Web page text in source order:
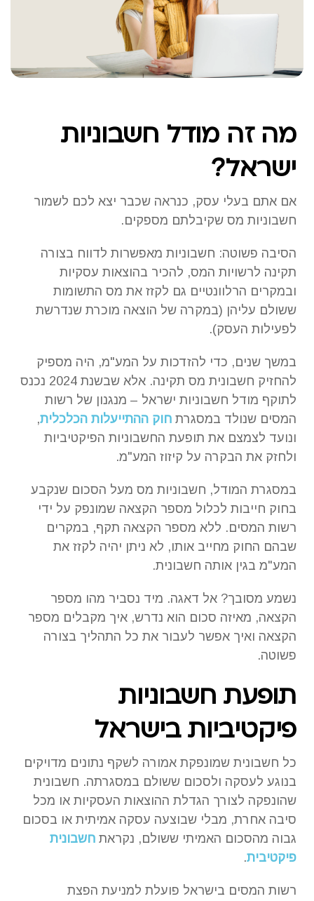
מה זה מודל חשבוניות
ישראל?
אם אתם בעלי עסק, כנראה שכבר יצא לכם לשמור
חשבוניות מס שקיבלתם מספקים.
הסיבה פשוטה: חשבוניות מאפשרות לדווח בצורה
תקינה לרשויות המס, להכיר בהוצאות עסקיות
ובמקרים הרלוונטיים גם לקזז את מס התשומות
ששולם עליהן (במקרה של הוצאה מוכרת שנדרשת
לפעילות העסק).
במשך שנים, כדי להזדכות על המע"מ, היה מספיק
להחזיק חשבונית מס תקינה. אלא שבשנת 2024 נכנס
לתוקף מודל חשבוניות ישראל – מנגנון של רשות
המסים שנולד במסגרת חוק ההתייעלות הכלכלית,
ונועד לצמצם את תופעת החשבוניות הפיקטיביות
ולחזק את הבקרה על קיזוז המע"מ.
במסגרת המודל, חשבוניות מס מעל הסכום שנקבע
בחוק חייבות לכלול מספר הקצאה שמונפק על ידי
רשות המסים. ללא מספר הקצאה תקף, במקרים
שבהם החוק מחייב אותו, לא ניתן יהיה לקזז את
המע"מ בגין אותה חשבונית.
נשמע מסובך? אל דאגה. מיד נסביר מהו מספר
הקצאה, מאיזה סכום הוא נדרש, איך מקבלים מספר
הקצאה ואיך אפשר לעבור את כל התהליך בצורה
פשוטה.
תופעת חשבוניות
פיקטיביות בישראל
כל חשבונית שמונפקת אמורה לשקף נתונים מדויקים
בנוגע לעסקה ולסכום ששולם במסגרתה. חשבונית
שהונפקה לצורך הגדלת ההוצאות העסקיות או מכל
סיבה אחרת, מבלי שבוצעה עסקה אמיתית או בסכום
גבוה מהסכום האמיתי ששולם, נקראת חשבונית
פיקטיבית.
רשות המסים בישראל פועלת למניעת הפצת